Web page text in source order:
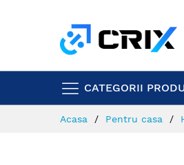
CATEGORII
Acasa Pentru casa